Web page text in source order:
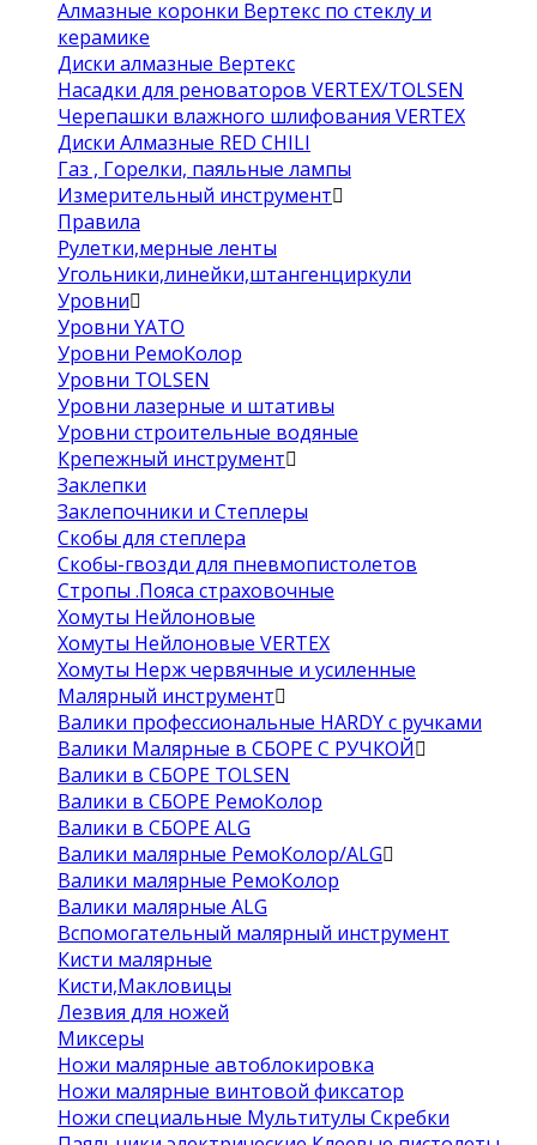
Алмазные коронки Вертекс по стеклу и
керамике
Диски алмазные Вертекс
Насадки для реноваторов VERTEX/TOLSEN
Черепашки влажного шлифования VERTEX
Диски Алмазные RED CHILI
Газ , Горелки, паяльные лампы
Измерительный инструмент
Правила
Рулетки,мерные ленты
Угольники,линейки,штангенциркули
Уровни
Уровни YATO
Уровни РемоКолор
Уровни TOLSEN
Уровни лазерные и штативы
Уровни строительные водяные
Крепежный инструмент
Заклепки
Заклепочники и Степлеры
Скобы для степлера
Скобы-гвозди для пневмопистолетов
Стропы .Пояса страховочные
Хомуты Нейлоновые
Хомуты Нейлоновые VERTEX
Хомуты Нерж червячные и усиленные
Малярный инструмент
Валики профессиональные HARDY с ручками
Валики Малярные в СБОРЕ С РУЧКОЙ
Валики в СБОРЕ TOLSEN
Валики в СБОРЕ РемоКолор
Валики в СБОРЕ ALG
Валики малярные РемоКолор/ALG
Валики малярные РемоКолор
Валики малярные ALG
Вспомогательный малярный инструмент
Кисти малярные
Кисти,Макловицы
Лезвия для ножей
Миксеры
Ножи малярные автоблокировка
Ножи малярные винтовой фиксатор
Ножи специальные Мультитулы Скребки